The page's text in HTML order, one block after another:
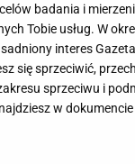
badania i
Tobie usług. W
interes
się sprzeciwić,
sprzeciwu i
w dokumencie